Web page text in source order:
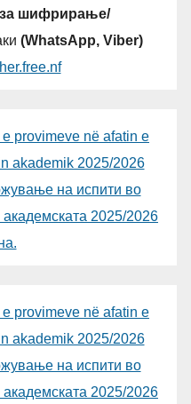
за шифрирање/
(WhatsApp, Viber)
provimeve në afatin e
akademik 2025/2026
на испити во
2025/2026
provimeve në afatin e
akademik 2025/2026
на испити во
2025/2026